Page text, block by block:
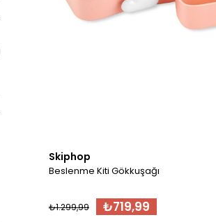
Skiphop
Beslenme Kiti Gökkuşağı
₺719,99
₺1.299,99